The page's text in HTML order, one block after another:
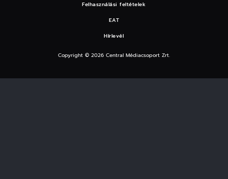
Felhasználási feltételek
EAT
Hírlevél
Copyright © 2026 Central Médiacsoport Zrt.